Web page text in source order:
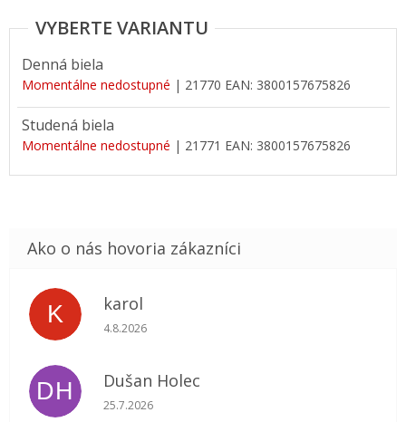
Denná biela
Momentálne nedostupné | 21770 EAN: 3800157675826
Studená biela
Momentálne nedostupné | 21771 EAN: 3800157675826
K karol
Hodnotenie obchodu je 5 z 5 hviezdičiek.
4.8.2026
DH Dušan Holec
Hodnotenie obchodu je 5 z 5 hviezdičiek.
25.7.2026